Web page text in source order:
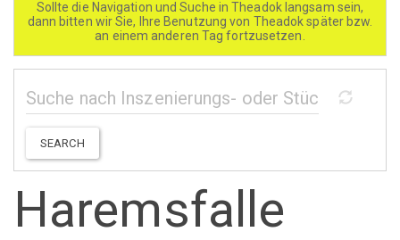
Sollte die Navigation und Suche in Theadok langsam sein,
dann bitten wir Sie, Ihre Benutzung von Theadok später bzw.
an einem anderen Tag fortzusetzen.
SEARCH
Haremsfalle